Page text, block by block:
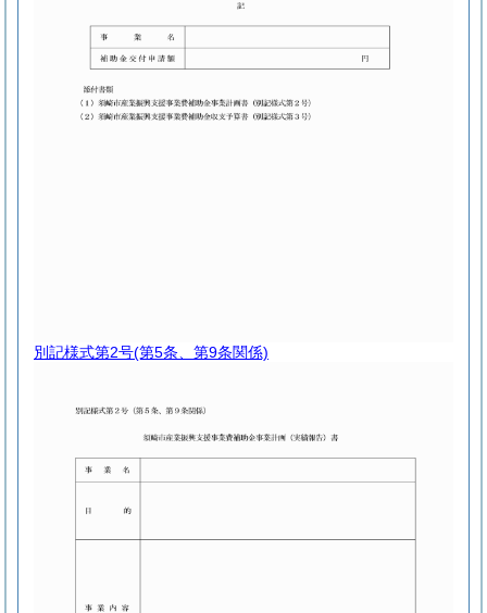
別記様式第2号(第5条、第9条関係)